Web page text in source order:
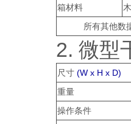
箱材料
所有其他数
2. 微型
尺寸 (W x H x D)
重量
操作条件